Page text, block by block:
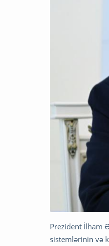
Prezident İlham
sistemlərinin və